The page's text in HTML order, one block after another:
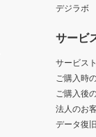
デジラボ
サービ
サービス
ご購入時
ご購入後
法人のお
データ復